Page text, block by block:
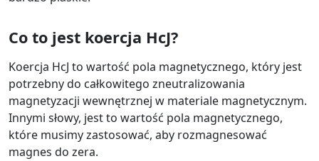
Co to jest koercja HcJ?
Koercja HcJ to wartość pola magnetycznego, który jest
potrzebny do całkowitego zneutralizowania
magnetyzacji wewnętrznej w materiale magnetycznym.
Innymi słowy, jest to wartość pola magnetycznego,
które musimy zastosować, aby rozmagnesować
magnes do zera.